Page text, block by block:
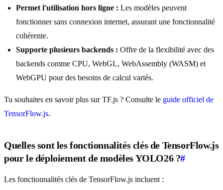
Permet l'utilisation hors ligne : Les modèles peuvent
fonctionner sans connexion internet, assurant une fonctionnalité
cohérente.
Supporte plusieurs backends : Offre de la flexibilité avec des
backends comme CPU, WebGL, WebAssembly (WASM) et
WebGPU pour des besoins de calcul variés.
Tu souhaites en savoir plus sur TF.js ? Consulte le guide officiel de
TensorFlow.js.
Quelles sont les fonctionnalités clés de TensorFlow.js
pour le déploiement de modèles YOLO26 ?#
Les fonctionnalités clés de TensorFlow.js incluent :